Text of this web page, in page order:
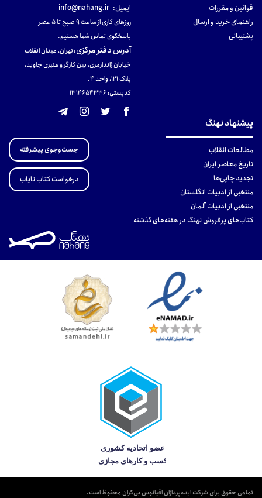
قوانین و مقررات
راهنمای خرید و ارسال
پشتیبانی
ایمیل: info@nahang.ir
روزهای کاری از ساعت ۹ صبح تا ۵ عصر
پاسخگوی تماس شما هستیم.
آدرس دفتر مرکزی:تهران، میدان انقلاب
خیابان ژاندارمری، بین کارگر و منیری جاوید،
پلاک 121، واحد ۴.
کدپستی: 131465433۶
پیشنهاد نهنگ
مطالعات انقلاب
تاریخ معاصر ایران
تجدید چاپی‌ها
منتخبی از ادبیات انگلستان
منتخبی از ادبیات آلمان
کتاب‌های پرفروش نهنگ در هفته‌های گذشته
جست‌وجوی پیشرفته
درخواست کتاب نایاب
تمامی حقوق برای شرکت ایده‌پردازان اقیانوس بی‌کران محفوظ است.